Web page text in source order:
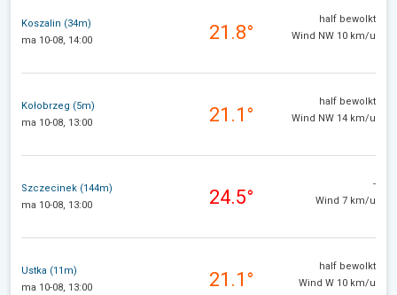
Koszalin (34m)
ma 10-08, 14:00
21.8°
half bewolkt
Wind NW 10 km/u
Kołobrzeg (5m)
ma 10-08, 13:00
21.1°
half bewolkt
Wind NW 14 km/u
Szczecinek (144m)
ma 10-08, 13:00
24.5°
-
Wind 7 km/u
Ustka (11m)
ma 10-08, 13:00
21.1°
half bewolkt
Wind W 10 km/u